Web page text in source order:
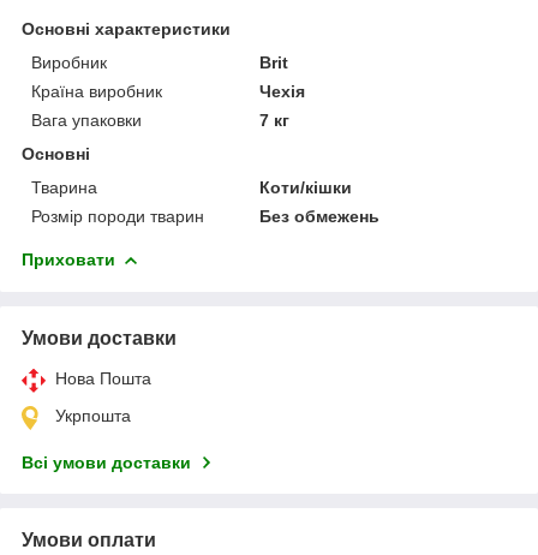
Основні характеристики
Виробник
Brit
Країна виробник
Чехія
Вага упаковки
7 кг
Основні
Тварина
Коти/кішки
Розмір породи тварин
Без обмежень
Приховати
Умови доставки
Нова Пошта
Укрпошта
Всі умови доставки
Умови оплати